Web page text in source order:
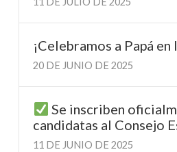
¡Celebramos a Papá en
20 DE JUNIO DE 2025
Se inscriben
candidatas al Consejo
11 DE JUNIO DE 2025